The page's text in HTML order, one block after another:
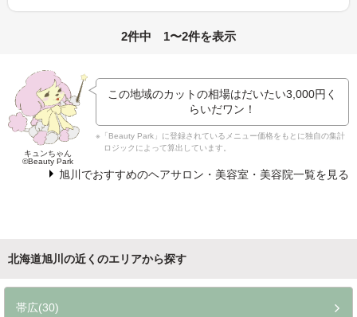
2件中 1〜2件を表示
キュンちゃん
©Beauty Park
この地域のカットの相場はだいたい3,000円 く
らいだワン！
※「Beauty Park」に登録されているメニュー価格をもとに独自の集計
ロジックによって算出しています。
旭川でおすすめのヘアサロン・美容室・美容院一覧を見る
北海道旭川の近くのエリアから探す
帯広(30)